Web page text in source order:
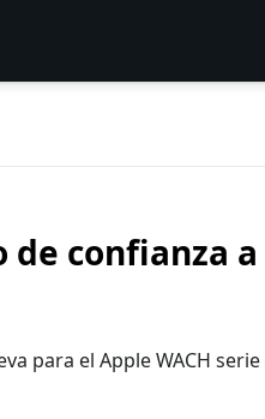
confianza
para el Apple WACH serie